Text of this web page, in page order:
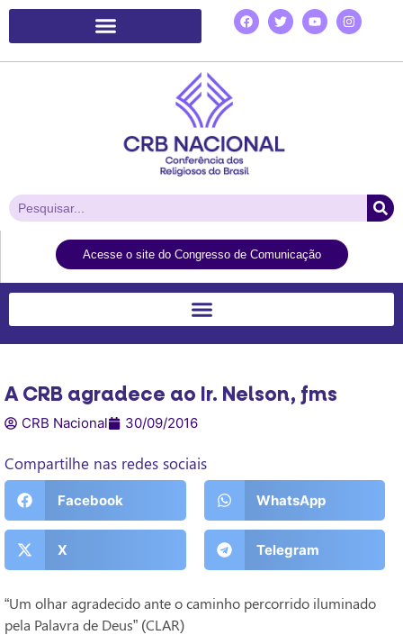
Acesse o site do Congresso de Comunicação
A CRB agradece ao Ir. Nelson, fms
CRB Nacional 30/09/2016
Compartilhe nas redes sociais
Facebook WhatsApp
X Telegram
“Um olhar agradecido ante o caminho percorrido iluminado
pela Palavra de Deus” (CLAR)